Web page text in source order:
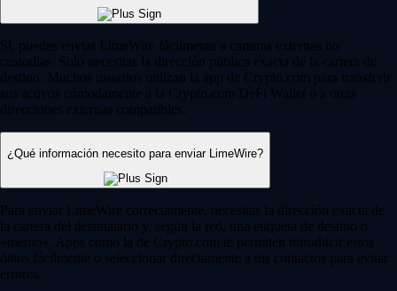
Sí, puedes enviar LimeWire fácilmente a carteras externas no
custodias. Solo necesitas la dirección pública exacta de la cartera de
destino. Muchos usuarios utilizan la app de Crypto.com para transferir
sus activos cómodamente a la Crypto.com DeFi Wallet o a otras
direcciones externas compatibles.
¿Qué información necesito para enviar LimeWire?
Para enviar LimeWire correctamente, necesitas la dirección exacta de
la cartera del destinatario y, según la red, una etiqueta de destino o
«memo». Apps como la de Crypto.com te permiten introducir estos
datos fácilmente o seleccionar directamente a tus contactos para evitar
errores.